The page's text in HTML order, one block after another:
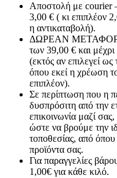
Αποστολή με courier
3,00 € ( κι επιπλέον
η αντικαταβολή).
ΔΩΡΕΑΝ
των 39,00 € και
(εκτός αν επιλεγεί
όπου εκεί η χρέωση
επιπλέον).
Σε περίπτωση που η
δυσπρόσιτη από την
επικοινωνία μαζί σας,
ώστε να βρούμε την
τοποθεσίας, από
προϊόντα σας.
Για παραγγελίες
1,00€ για κάθε κιλό.